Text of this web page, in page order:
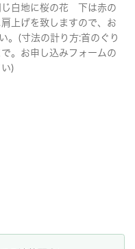
白地に桜の花 下は赤の
上げを致しますので、お
。(寸法の計り方:首のぐり
。お申し込みフォームの
)